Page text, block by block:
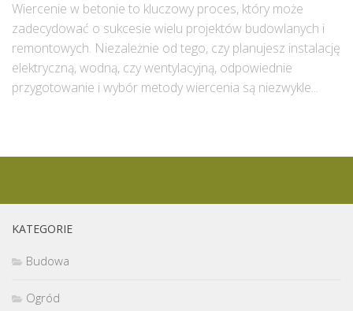
Wiercenie w betonie to kluczowy proces, który może
zadecydować o sukcesie wielu projektów budowlanych i
remontowych. Niezależnie od tego, czy planujesz instalację
elektryczną, wodną, czy wentylacyjną, odpowiednie
przygotowanie i wybór metody wiercenia są niezwykle...
KATEGORIE
Budowa
Ogród